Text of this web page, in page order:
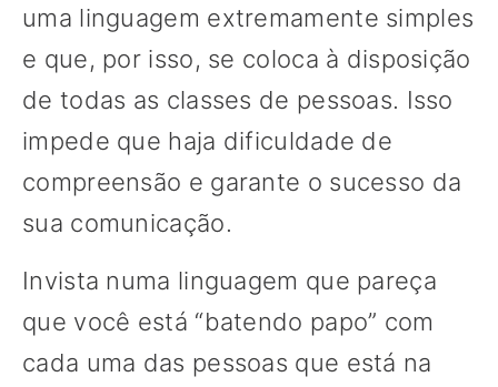
uma linguagem extremamente simples
e que, por isso, se coloca à disposição
de todas as classes de pessoas. Isso
impede que haja dificuldade de
compreensão e garante o sucesso da
sua comunicação.
Invista numa linguagem que pareça
que você está “batendo papo” com
cada uma das pessoas que está na